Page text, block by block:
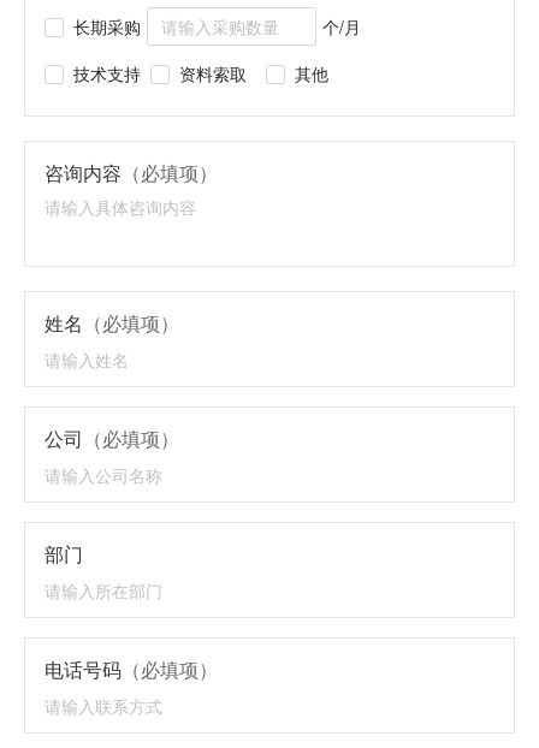
长期采购
个/月
技术支持
资料索取 其他
咨询内容 （必填项）
姓名 （必填项）
公司 （必填项）
部门
电话号码 （必填项）